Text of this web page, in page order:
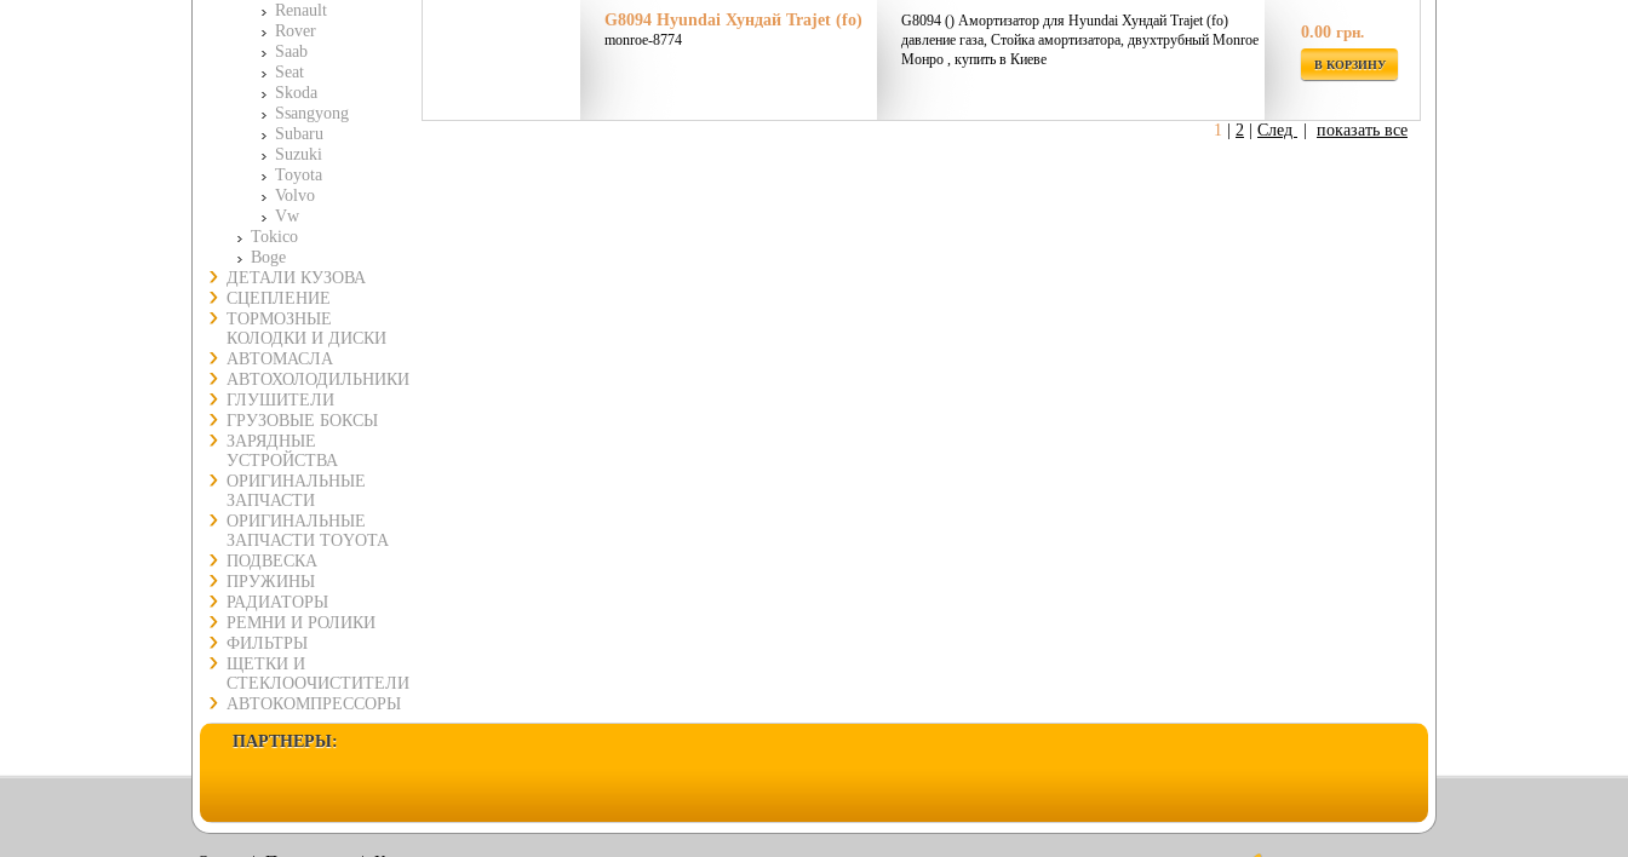
Renault
Rover
Saab
Seat
Skoda
Ssangyong
Subaru
Suzuki
Toyota
Volvo
Vw
Tokico
Boge
ДЕТАЛИ КУЗОВА
СЦЕПЛЕНИЕ
ТОРМОЗНЫЕ
КОЛОДКИ И ДИСКИ
АВТОМАСЛА
АВТОХОЛОДИЛЬНИКИ
ГЛУШИТЕЛИ
ГРУЗОВЫЕ БОКСЫ
ЗАРЯДНЫЕ
УСТРОЙСТВА
ОРИГИНАЛЬНЫЕ
ЗАПЧАСТИ
ОРИГИНАЛЬНЫЕ
ЗАПЧАСТИ TOYOTA
ПОДВЕСКА
ПРУЖИНЫ
РАДИАТОРЫ
РЕМНИ И РОЛИКИ
ФИЛЬТРЫ
ЩЕТКИ И
СТЕКЛООЧИСТИТЕЛИ
АВТОКОМПРЕССОРЫ
G8094 Hyundai Хундай Trajet (fo)
monroe-8774
G8094 () Амортизатор для Hyundai Хундай Trajet (fo)
давление газа, Стойка амортизатора, двухтрубный Monroe
Монро , купить в Киеве
0.00 грн.
В КОРЗИНУ
1 2 След показать все
ПАРТНЕРЫ: